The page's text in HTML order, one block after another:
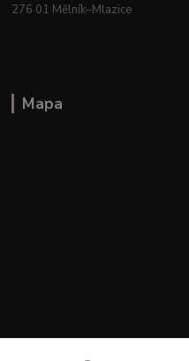
276 01 Mělník–Mlazice
Mapa